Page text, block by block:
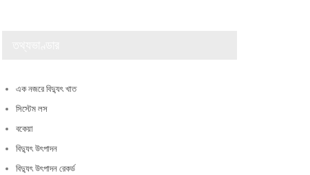
এক নজরে বিদ্যুৎ খাত
সিস্টেম লস
বকেয়া
বিদ্যুৎ উৎপাদন
বিদ্যুৎ উৎপাদন রেকর্ড